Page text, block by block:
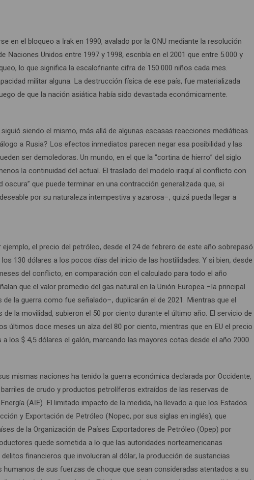
en el bloqueo a Irak en 1990, avalado por la ONU mediante la resolución
Naciones Unidos entre 1997 y 1998, escribía en el 2001 que entre 5.000 y
lo que significa la escalofriante cifra de 150.000 niños cada mes.
militar alguna. La destrucción física de ese país, fue materializada
de que la nación asiática había sido devastada económicamente.
siendo el mismo, más allá de algunas escasas reacciones mediáticas.
a Rusia? Los efectos inmediatos parecen negar esa posibilidad y las
ser demoledoras. Un mundo, en el que la “cortina de hierro” del siglo
la continuidad del actual. El traslado del modelo iraquí al conflicto con
que puede terminar en una contracción generalizada que, si
por su naturaleza intempestiva y azarosa–, quizá pueda llegar a
el precio del petróleo, desde el 24 de febrero de este año sobrepasó
130 dólares a los pocos días del inicio de las hostilidades. Y si bien, desde
del conflicto, en comparación con el calculado para todo el año
que el valor promedio del gas natural en la Unión Europea –la principal
la guerra como fue señalado–, duplicarán el de 2021. Mientras que el
la movilidad, subieron el 50 por ciento durante el último año. El servicio de
últimos doce meses un alza del 80 por ciento, mientras que en EU el precio
los $ 4,5 dólares el galón, marcando las mayores cotas desde el año 2000.
mismas naciones ha tenido la guerra económica declarada por Occidente,
de crudo y productos petrolíferos extraídos de las reservas de
(AIE). El limitado impacto de la medida, ha llevado a que los Estados
y Exportación de Petróleo (Nopec, por sus siglas en inglés), que
de la Organización de Países Exportadores de Petróleo (Opep) por
quede sometida a lo que las autoridades norteamericanas
financieros que involucran al dólar, la producción de sustancias
de sus fuerzas de choque que sean consideradas atentados a su